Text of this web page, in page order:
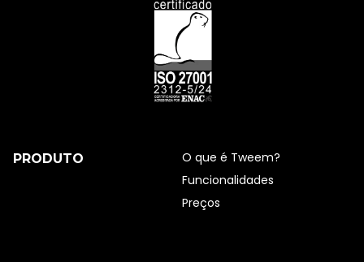
PRODUTO
O que é Tweem?
Funcionalidades
Preços